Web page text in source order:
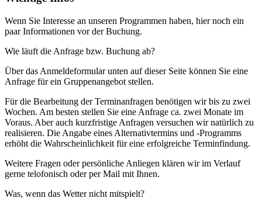
Wenn Sie Interesse an unseren Programmen haben, hier noch ein
paar Informationen vor der Buchung.
Wie läuft die Anfrage bzw. Buchung ab?
Über das Anmeldeformular unten auf dieser Seite können Sie eine
Anfrage für ein Gruppenangebot stellen.
Für die Bearbeitung der Terminanfragen benötigen wir bis zu zwei
Wochen. Am besten stellen Sie eine Anfrage ca. zwei Monate im
Voraus. Aber auch kurzfristige Anfragen versuchen wir natürlich zu
realisieren. Die Angabe eines Alternativtermins und -Programms
erhöht die Wahrscheinlichkeit für eine erfolgreiche Terminfindung.
Weitere Fragen oder persönliche Anliegen klären wir im Verlauf
gerne telofonisch oder per Mail mit Ihnen.
Was, wenn das Wetter nicht mitspielt?